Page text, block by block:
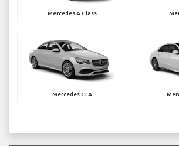
Mercedes A Class
Mercedes CLA